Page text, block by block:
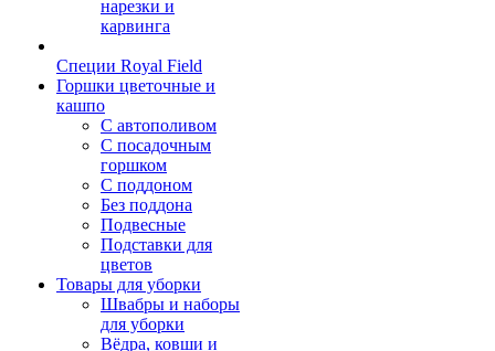
нарезки и
карвинга
Специи Royal Field
Горшки цветочные и
кашпо
С автополивом
С посадочным
горшком
С поддоном
Без поддона
Подвесные
Подставки для
цветов
Товары для уборки
Швабры и наборы
для уборки
Вёдра, ковши и